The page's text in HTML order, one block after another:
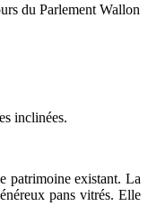
du Parlement Wallon
inclinées.
patrimoine existant. La
pans vitrés. Elle